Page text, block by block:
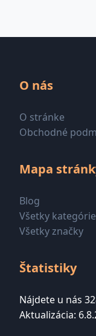
O nás
O stránke
Obchodné
Mapa
Blog
Všetky kategórie
Všetky značky
Štatistiky
Nájdete u nás
Aktualizácia: